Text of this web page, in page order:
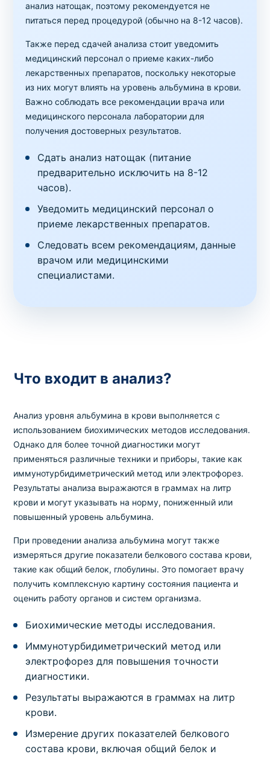
анализ натощак, поэтому рекомендуется не
питаться перед процедурой (обычно на 8-12 часов).
Также перед сдачей анализа стоит уведомить
медицинский персонал о приеме каких-либо
лекарственных препаратов, поскольку некоторые
из них могут влиять на уровень альбумина в крови.
Важно соблюдать все рекомендации врача или
медицинского персонала лаборатории для
получения достоверных результатов.
Сдать анализ натощак (питание
предварительно исключить на 8-12
часов).
Уведомить медицинский персонал о
приеме лекарственных препаратов.
Следовать всем рекомендациям, данные
врачом или медицинскими
специалистами.
Что входит в анализ?
Анализ уровня альбумина в крови выполняется с
использованием биохимических методов исследования.
Однако для более точной диагностики могут
применяться различные техники и приборы, такие как
иммунотурбидиметрический метод или электрофорез.
Результаты анализа выражаются в граммах на литр
крови и могут указывать на норму, пониженный или
повышенный уровень альбумина.
При проведении анализа альбумина могут также
измеряться другие показатели белкового состава крови,
такие как общий белок, глобулины. Это помогает врачу
получить комплексную картину состояния пациента и
оценить работу органов и систем организма.
Биохимические методы исследования.
Иммунотурбидиметрический метод или
электрофорез для повышения точности
диагностики.
Результаты выражаются в граммах на литр
крови.
Измерение других показателей белкового
состава крови, включая общий белок и